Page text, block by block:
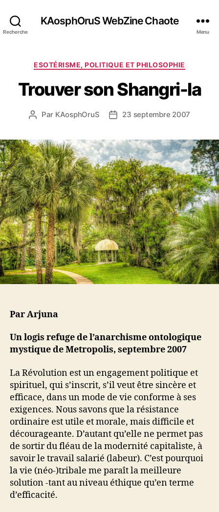
Recherche
KAosphOruS WebZine Chaote
Menu
C
t
é
o
i
e
s
ESOTÉRISME, POLITIQUE ET PHILOSOPHIE
Trouver son Shangri-la
A
e
u
r
d
e
l
’
a
r
t
i
c
l
e
Par KAosphOruS
D
e
d
e
l
’
a
r
t
i
c
l
e
23 septembre 2007
Par Arjuna
Un logis refuge de l’anarchisme ontologique
mystique de Metropolis, septembre 2007
La Révolution est un engagement politique et
spirituel, qui s’inscrit, s’il veut être sincère et
efficace, dans un mode de vie conforme à ses
exigences. Nous savons que la résistance
ordinaire est utile et morale, mais difficile et
décourageante. D’autant qu’elle ne permet pas
de sortir du fléau de la modernité capitaliste, à
savoir le travail salarié (labeur). C’est pourquoi
la vie (néo-)tribale me paraît la meilleure
solution -tant au niveau éthique qu’en terme
d’efficacité.